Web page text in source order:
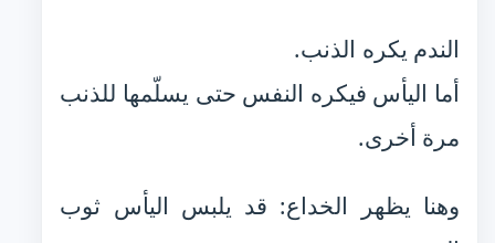
الندم يكره الذنب.
أما اليأس فيكره النفس حتى يسلّمها للذنب
مرة أخرى.
وهنا يظهر الخداع: قد يلبس اليأس ثوب